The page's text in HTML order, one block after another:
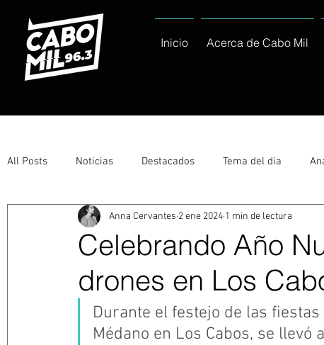
Inicio Acerca de Cabo Mil
All Posts Noticias Destacados Tema del dia
Entérate Deportes La buena del día
Ayuntamiento de Los Cabos Informa Nacionales e
Celebrando Año
drones en Los
Anna Cervantes 2 ene 2024 1 min de lectura
Durante el festejo de las
Médano en Los Cabos, se